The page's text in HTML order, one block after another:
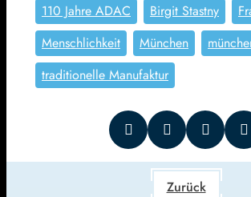
110 Jahre ADAC Birgit Stastny
Menschlichkeit
München
traditionelle Manufaktur
Zurück